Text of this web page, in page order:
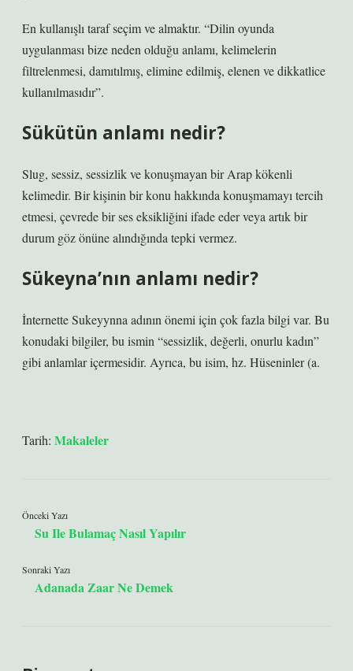
En kullanışlı taraf seçim ve almaktır. “Dilin oyunda
uygulanması bize neden olduğu anlamı, kelimelerin
filtrelenmesi, damıtılmış, elimine edilmiş, elenen ve dikkatlice
kullanılmasıdır”.
Sükütün anlamı nedir?
Slug, sessiz, sessizlik ve konuşmayan bir Arap kökenli
kelimedir. Bir kişinin bir konu hakkında konuşmamayı tercih
etmesi, çevrede bir ses eksikliğini ifade eder veya artık bir
durum göz önüne alındığında tepki vermez.
Sükeyna’nın anlamı nedir?
İnternette Sukeyynna adının önemi için çok fazla bilgi var. Bu
konudaki bilgiler, bu ismin “sessizlik, değerli, onurlu kadın”
gibi anlamlar içermesidir. Ayrıca, bu isim, hz. Hüseninler (a.
Tarih: Makaleler
Önceki Yazı
Su Ile Bulamaç Nasıl Yapılır
Sonraki Yazı
Adanada Zaar Ne Demek